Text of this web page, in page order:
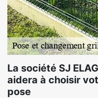
La société SJ
aidera à choisir
pose